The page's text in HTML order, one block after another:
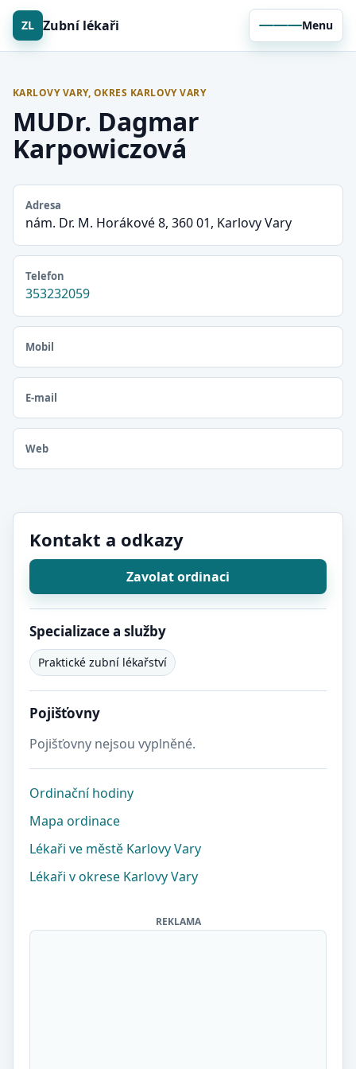
ZL Zubní lékaři Menu
KARLOVY VARY, OKRES KARLOVY VARY
MUDr. Dagmar
Karpowiczová
Adresa
nám. Dr. M. Horákové 8, 360 01, Karlovy Vary
Telefon
353232059
Mobil
E-mail
Web
Kontakt a odkazy
Zavolat ordinaci
Specializace a služby
Praktické zubní lékařství
Pojišťovny
Pojišťovny nejsou vyplněné.
Ordinační hodiny
Mapa ordinace
Lékaři ve městě Karlovy Vary
Lékaři v okrese Karlovy Vary
REKLAMA